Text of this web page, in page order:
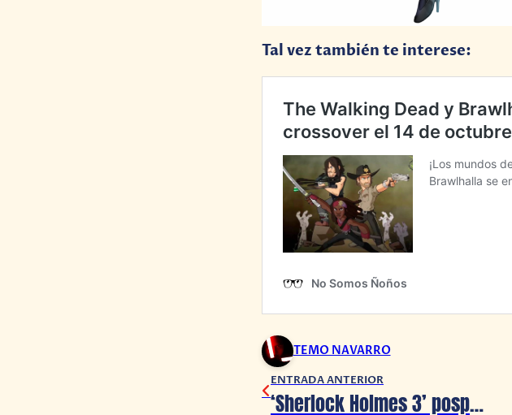
Tal vez también te interese:
TEMO NAVARRO
ENTRADA ANTERIOR
‘Sherlock Holmes 3’ pospone sus producción por esta razón.